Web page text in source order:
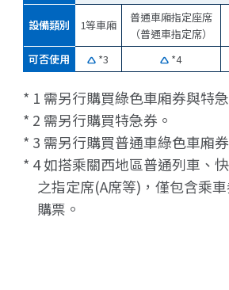
設備類別 1等車廂
普通車廂指定座席
（普通車指定席）
可否使用
*3 *4
* 1 需另行購買綠色車廂券與特
* 2 需另行購買特急券。
* 3 需另行購買普通車綠色車廂券
* 4 如搭乘關西地區普通列車、
之指定席(A席等)，僅包含乘
購票。